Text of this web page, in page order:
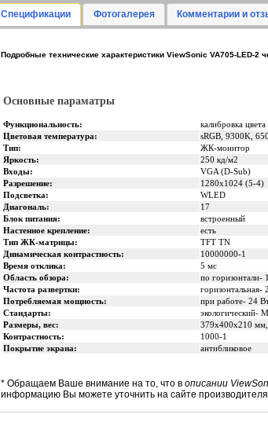
Спецификации Фотогалерея Комментарии и
Подробные технические характеристики ViewSonic VA705-LED-2
Основные параматры
Функциональность:
калибровка цвета
Цветовая температура:
sRGB, 9300K,
Тип:
ЖК-монитор
Яркость:
250 кд/м2
Входы:
VGA (D-Sub)
Разрешение:
1280x1024 (5-4)
Подсветка:
WLED
Диагональ:
17
Блок питания:
встроенный
Настенное крепление:
есть
Тип ЖК-матрицы:
TFT TN
Динамическая контрастность:
10000000-1
Время отклика:
5 мс
Область обзора:
по горизонтали-
Частота развертки:
горизонтальная-
Потребляемая мощность:
при работе- 24
Стандарты:
экологический-
Размеры, вес:
379x400x210
Контрастность:
1000-1
Покрытие экрана:
антибликовое
* Обращаем Ваше внимание на то, что вописании
информацию Вы можете уточнить на сайте